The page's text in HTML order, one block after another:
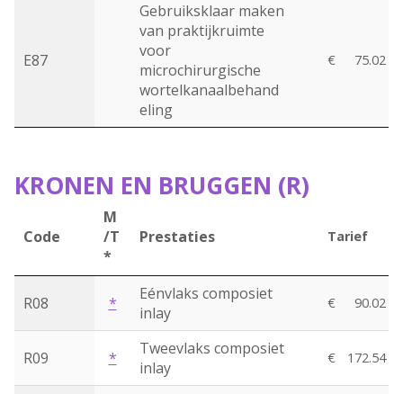
E87
Gebruiksklaar maken
van praktijkruimte
voor
microchirurgische
wortelkanaalbehand
eling
€ 75.02
KRONEN EN BRUGGEN (R)
Code
M
/T
*
Prestaties Tarief
R08 *
Eénvlaks composiet
inlay
€ 90.02
R09 *
Tweevlaks composiet
inlay
€ 172.54